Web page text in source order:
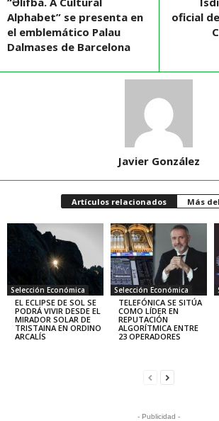
Alphabet” se presenta en
el emblemático Palau
Dalmases de Barcelona
oficial
Javier González
Artículos relacionados Más
Selección Económica
EL ECLIPSE DE SOL SE
PODRÁ VIVIR DESDE EL
MIRADOR SOLAR DE
TRISTAINA EN ORDINO
ARCALÍS
Selección Económica
TELEFÓNICA SE SITÚA
COMO LÍDER EN
REPUTACIÓN
ALGORÍTMICA ENTRE
23 OPERADORES
- Publicidad -